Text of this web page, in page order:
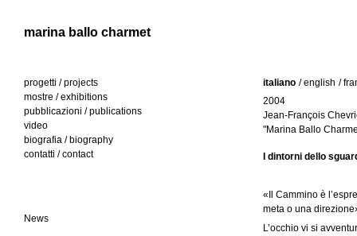
marina ballo charmet
l
i
n
g
italiano (s
h
e
a
v
a
)
/ english /
2004
Jean-François
"Marina Ballo
I dintorni dello
«Il Cammino è
meta o una
L’occhio vi si
progetti / projects
mostre / exhibitions
pubblicazioni / publications
video
biografia / biography
contatti / contact
News